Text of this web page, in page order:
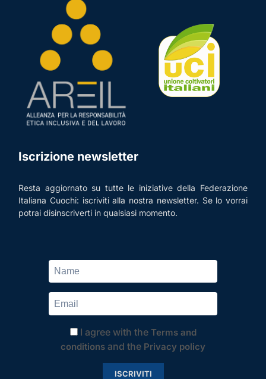
Iscrizione newsletter
Resta aggiornato su tutte le iniziative della Federazione
Italiana Cuochi: iscriviti alla nostra newsletter. Se lo vorrai
potrai disinscriverti in qualsiasi momento.
I agree with the Terms and
conditions and the Privacy policy
ISCRIVITI